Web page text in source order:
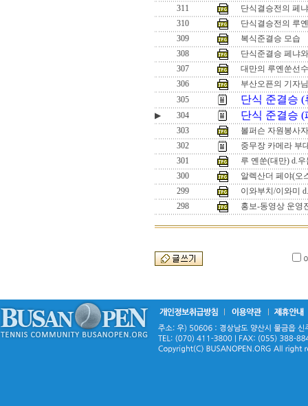
311
단식결승전의 페
310
단식결승전의 루
309
복식준결승 모습
308
단식준결승 페냐
307
대만의 루옌쑨선
306
부산오픈의 기자
305
단식 준결승 (
▶ 304 단식 준결승 (
303
볼퍼슨 자원봉사
302
중무장 카메라 부
301
루 옌쑨(대만) d.
300
알렉산더 페야(오
299
이와부치/이와미
298
홍보-동영상 운영